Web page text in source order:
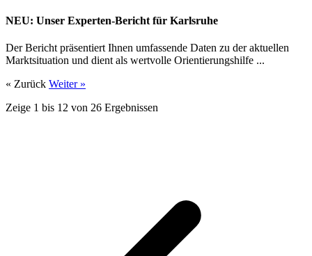
NEU: Unser Experten-Bericht für Karlsruhe
Der Bericht präsentiert Ihnen umfassende Daten zu der aktuellen
Marktsituation und dient als wertvolle Orientierungshilfe ...
« Zurück Weiter »
Zeige 1 bis 12 von 26 Ergebnissen